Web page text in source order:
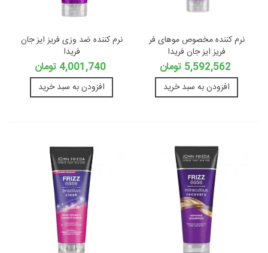
نرم کننده مخصوص موهای فر
فریز ایز جان فریدا
5,592,562 تومان
افزودن به سبد خرید
نرم کننده ضد وزی فریز ایز جان
فریدا
4,001,740 تومان
افزودن به سبد خرید